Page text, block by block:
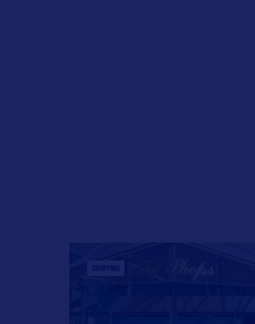
SHOPPING